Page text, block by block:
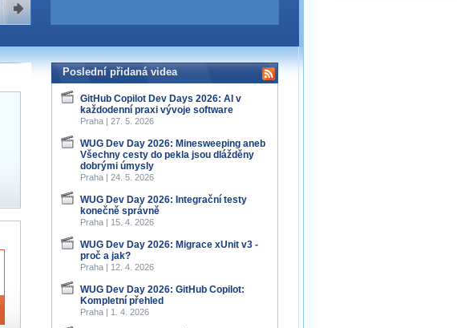
Poslední přidaná videa
GitHub Copilot Dev Days 2026: AI v
každodenní praxi vývoje software
Praha | 27. 5. 2026
WUG Dev Day 2026: Minesweeping aneb
Všechny cesty do pekla jsou dlážděny
dobrými úmysly
Praha | 24. 5. 2026
WUG Dev Day 2026: Integrační testy
konečně správně
Praha | 15. 4. 2026
WUG Dev Day 2026: Migrace xUnit v3 -
proč a jak?
Praha | 12. 4. 2026
WUG Dev Day 2026: GitHub Copilot:
Kompletní přehled
Praha | 1. 4. 2026